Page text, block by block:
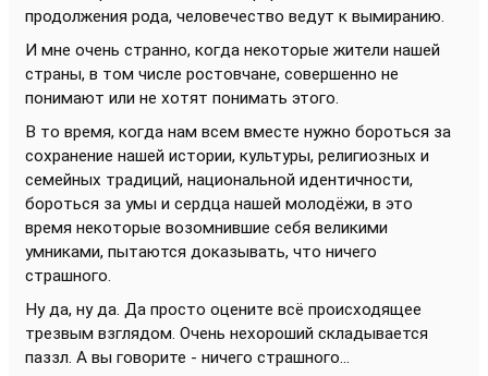
продолжения рода, человечество ведут к вымиранию.
И мне очень странно, когда некоторые жители нашей
страны, в том числе ростовчане, совершенно не
понимают или не хотят понимать этого.
В то время, когда нам всем вместе нужно бороться за
сохранение нашей истории, культуры, религиозных и
семейных традиций, национальной идентичности,
бороться за умы и сердца нашей молодёжи, в это
время некоторые возомнившие себя великими
умниками, пытаются доказывать, что ничего
страшного.
Ну да, ну да. Да просто оцените всё происходящее
трезвым взглядом. Очень нехороший складывается
паззл. А вы говорите - ничего страшного...